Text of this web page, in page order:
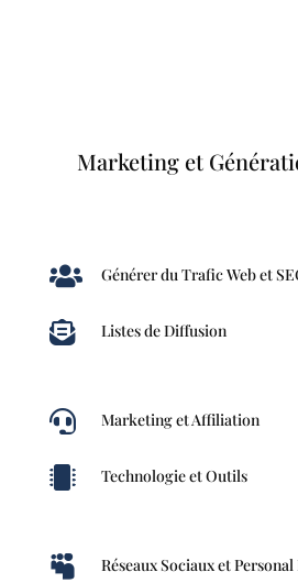
Marketing et
 Générer du Trafic Web et
 Listes de Diffusion
 Marketing et Affiliation
 Technologie et Outils
 Réseaux Sociaux et